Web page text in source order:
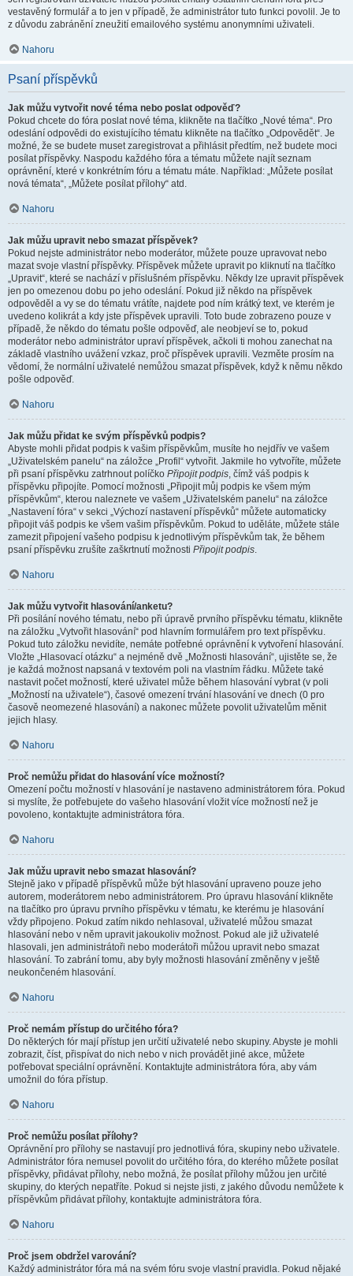
vestavěný formulář a to jen v případě, že administrátor tuto funkci povolil. Je to
z důvodu zabránění zneužití emailového systému anonymními uživateli.
Nahoru
Psaní příspěvků
Jak můžu vytvořit nové téma nebo poslat odpověď?
Pokud chcete do fóra poslat nové téma, klikněte na tlačítko „Nové téma“. Pro
odeslání odpovědi do existujícího tématu klikněte na tlačítko „Odpovědět“. Je
možné, že se budete muset zaregistrovat a přihlásit předtím, než budete moci
posílat příspěvky. Naspodu každého fóra a tématu můžete najít seznam
oprávnění, které v konkrétním fóru a tématu máte. Například: „Můžete posílat
nová témata“, „Můžete posílat přílohy“ atd.
Nahoru
Jak můžu upravit nebo smazat příspěvek?
Pokud nejste administrátor nebo moderátor, můžete pouze upravovat nebo
mazat svoje vlastní příspěvky. Příspěvek můžete upravit po kliknutí na tlačítko
„Upravit“, které se nachází v příslušném příspěvku. Někdy lze upravit příspěvek
jen po omezenou dobu po jeho odeslání. Pokud již někdo na příspěvek
odpověděl a vy se do tématu vrátíte, najdete pod ním krátký text, ve kterém je
uvedeno kolikrát a kdy jste příspěvek upravili. Toto bude zobrazeno pouze v
případě, že někdo do tématu pošle odpověď, ale neobjeví se to, pokud
moderátor nebo administrátor upraví příspěvek, ačkoli ti mohou zanechat na
základě vlastního uvážení vzkaz, proč příspěvek upravili. Vezměte prosím na
vědomí, že normální uživatelé nemůžou smazat příspěvek, když k němu někdo
pošle odpověď.
Nahoru
Jak můžu přidat ke svým příspěvků podpis?
Abyste mohli přidat podpis k vašim příspěvkům, musíte ho nejdřív ve vašem
„Uživatelském panelu“ na záložce „Profil“ vytvořit. Jakmile ho vytvoříte, můžete
při psaní příspěvku zatrhnout políčko Připojit podpis, čímž váš podpis k
příspěvku připojíte. Pomocí možnosti „Připojit můj podpis ke všem mým
příspěvkům“, kterou naleznete ve vašem „Uživatelském panelu“ na záložce
„Nastavení fóra“ v sekci „Výchozí nastavení příspěvků“ můžete automaticky
připojit váš podpis ke všem vašim příspěvkům. Pokud to uděláte, můžete stále
zamezit připojení vašeho podpisu k jednotlivým příspěvkům tak, že během
psaní příspěvku zrušíte zaškrtnutí možnosti Připojit podpis.
Nahoru
Jak můžu vytvořit hlasování/anketu?
Při posílání nového tématu, nebo při úpravě prvního příspěvku tématu, klikněte
na záložku „Vytvořit hlasování“ pod hlavním formulářem pro text příspěvku.
Pokud tuto záložku nevidíte, nemáte potřebné oprávnění k vytvoření hlasování.
Vložte „Hlasovací otázku“ a nejméně dvě „Možnosti hlasování“, ujistěte se, že
je každá možnost napsaná v textovém poli na vlastním řádku. Můžete také
nastavit počet možností, které uživatel může během hlasování vybrat (v poli
„Možností na uživatele“), časové omezení trvání hlasování ve dnech (0 pro
časově neomezené hlasování) a nakonec můžete povolit uživatelům měnit
jejich hlasy.
Nahoru
Proč nemůžu přidat do hlasování více možností?
Omezení počtu možností v hlasování je nastaveno administrátorem fóra. Pokud
si myslíte, že potřebujete do vašeho hlasování vložit více možností než je
povoleno, kontaktujte administrátora fóra.
Nahoru
Jak můžu upravit nebo smazat hlasování?
Stejně jako v případě příspěvků může být hlasování upraveno pouze jeho
autorem, moderátorem nebo administrátorem. Pro úpravu hlasování klikněte
na tlačítko pro úpravu prvního příspěvku v tématu, ke kterému je hlasování
vždy připojeno. Pokud zatím nikdo nehlasoval, uživatelé můžou smazat
hlasování nebo v něm upravit jakoukoliv možnost. Pokud ale již uživatelé
hlasovali, jen administrátoři nebo moderátoři můžou upravit nebo smazat
hlasování. To zabrání tomu, aby byly možnosti hlasování změněny v ještě
neukončeném hlasování.
Nahoru
Proč nemám přístup do určitého fóra?
Do některých fór mají přístup jen určití uživatelé nebo skupiny. Abyste je mohli
zobrazit, číst, přispívat do nich nebo v nich provádět jiné akce, můžete
potřebovat speciální oprávnění. Kontaktujte administrátora fóra, aby vám
umožnil do fóra přístup.
Nahoru
Proč nemůžu posílat přílohy?
Oprávnění pro přílohy se nastavují pro jednotlivá fóra, skupiny nebo uživatele.
Administrátor fóra nemusel povolit do určitého fóra, do kterého můžete posílat
příspěvky, přidávat přílohy, nebo možná, že posílat přílohy můžou jen určité
skupiny, do kterých nepatříte. Pokud si nejste jisti, z jakého důvodu nemůžete k
příspěvkům přidávat přílohy, kontaktujte administrátora fóra.
Nahoru
Proč jsem obdržel varování?
Každý administrátor fóra má na svém fóru svoje vlastní pravidla. Pokud nějaké